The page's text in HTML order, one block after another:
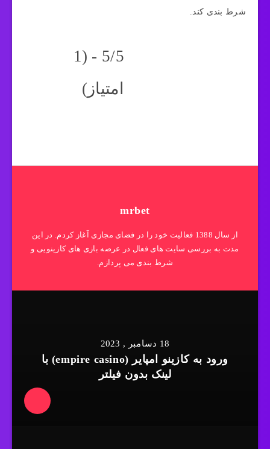
شرط بندی کند.
5/5 - (1
امتیاز)
mrbet
از سال 1388 فعالیت خود را در فضای مجازی آغاز کردم. در این
مدت به بررسی سایت های فعال در عرصه بازی های کازینویی و
شرط بندی می پردازم.
18 دسامبر , 2023
ورود به کازینو امپایر (empire casino) با
لینک بدون فیلتر